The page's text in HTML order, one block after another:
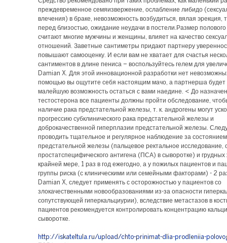
преждевременное семяизвержение, ослабление либидо
влечения) в браке, невозможность возбудиться, вялая эрекция,
перед близостью, ожидание неудачи в постели.Размер полового
считают многие мужчины и женщины, влияет на качество
отношений. Заветные сантиметры придают партнеру
повышают самооценку. И если вам не хватает для счастья
сантиментов в длине пениса – воспользуйтесь гелем для
Damian X. Для этой инновационной разработки нет
помощью вы ощутите себя настоящим мачо, а партнерша будет
малейшую возможность остаться с вами наедине. < До
тестостерона все пациенты должны пройти обследование,
наличие рака предстательной железы, т. к. андрогены могут
прогрессию субклинического рака предстательной железы и
доброкачественной гиперплазии предстательной железы.
проводить тщательное и регулярное наблюдение за состоянием
предстательной железы (пальцевое ректальное исследование,
простатспецифического антигена (ПСА) в сыворотке) и грудных
крайней мере, 1 раз в год ежегодно, а у пожилых пациентов и
группы риска (с клиническими или семейными факторами) - 2
Damian X, следует применять с осторожностью у пациентов со
злокачественными новообразованиями из-за опасности
сопутствующей гиперкальциурии), вследствие метастазов в
пациентов рекомендуется контролировать концентрацию
сыворотке.
http://iskateltula.ru/upload/chto-prinimat-dlia-prodleniia-